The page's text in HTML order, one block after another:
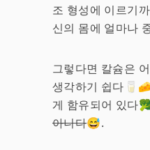
조 형성에 이르기
신의 몸에 얼마나
그렇다면 칼슘은
생각하기 쉽다
게 함유되어 있다
아니다😅.